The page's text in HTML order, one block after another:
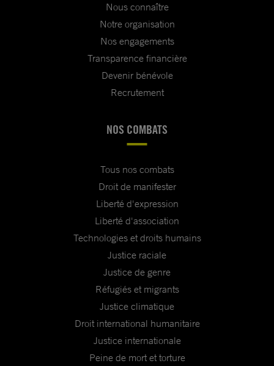
Nous connaître
Notre organisation
Nos engagements
Transparence financière
Devenir bénévole
Recrutement
NOS COMBATS
Tous nos combats
Droit de manifester
Liberté d'expression
Liberté d'association
Technologies et droits humains
Justice raciale
Justice de genre
Réfugiés et migrants
Justice climatique
Droit international humanitaire
Justice internationale
Peine de mort et torture